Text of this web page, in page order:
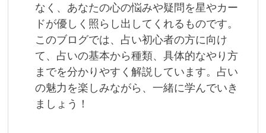
なく、あなたの心の悩みや疑問を星やカー
ドが優しく照らし出してくれるものです。
このブログでは、占い初心者の方に向け
て、占いの基本から種類、具体的なやり方
までを分かりやすく解説しています。占い
の魅力を楽しみながら、一緒に学んでいき
ましょう！